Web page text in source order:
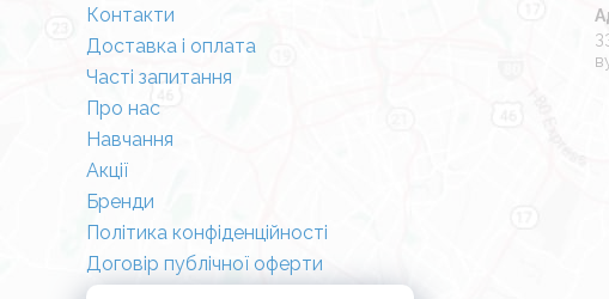
Контакти
Доставка і оплата
Часті запитання
Про нас
Навчання
Акції
Бренди
Політика конфіденційності
Договір публічної оферти